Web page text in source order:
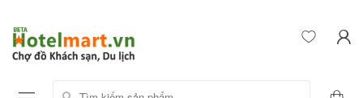
Tìm kiếm sản phẩm: